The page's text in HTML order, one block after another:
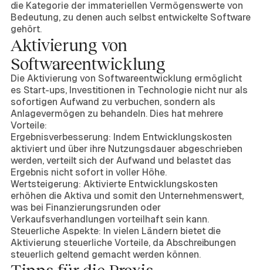
die Kategorie der immateriellen Vermögenswerte von
Bedeutung, zu denen auch selbst entwickelte Software
gehört.
Aktivierung von
Softwareentwicklung
Die Aktivierung von Softwareentwicklung ermöglicht
es Start-ups, Investitionen in Technologie nicht nur als
sofortigen Aufwand zu verbuchen, sondern als
Anlagevermögen zu behandeln. Dies hat mehrere
Vorteile:
Ergebnisverbesserung: Indem Entwicklungskosten
aktiviert und über ihre Nutzungsdauer abgeschrieben
werden, verteilt sich der Aufwand und belastet das
Ergebnis nicht sofort in voller Höhe.
Wertsteigerung: Aktivierte Entwicklungskosten
erhöhen die Aktiva und somit den Unternehmenswert,
was bei Finanzierungsrunden oder
Verkaufsverhandlungen vorteilhaft sein kann.
Steuerliche Aspekte: In vielen Ländern bietet die
Aktivierung steuerliche Vorteile, da Abschreibungen
steuerlich geltend gemacht werden können.